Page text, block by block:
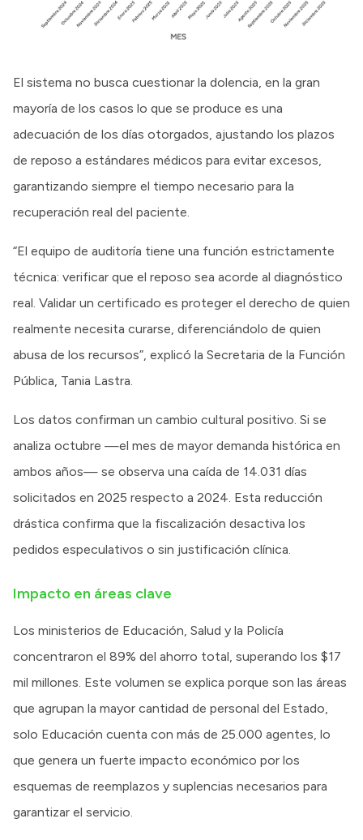
El sistema no busca cuestionar la dolencia, en la gran
mayoría de los casos lo que se produce es una
adecuación de los días otorgados, ajustando los plazos
de reposo a estándares médicos para evitar excesos,
garantizando siempre el tiempo necesario para la
recuperación real del paciente.
“El equipo de auditoría tiene una función estrictamente
técnica: verificar que el reposo sea acorde al diagnóstico
real. Validar un certificado es proteger el derecho de quien
realmente necesita curarse, diferenciándolo de quien
abusa de los recursos”, explicó la Secretaria de la Función
Pública, Tania Lastra.
Los datos confirman un cambio cultural positivo. Si se
analiza octubre —el mes de mayor demanda histórica en
ambos años— se observa una caída de 14.031 días
solicitados en 2025 respecto a 2024. Esta reducción
drástica confirma que la fiscalización desactiva los
pedidos especulativos o sin justificación clínica.
Impacto en áreas clave
Los ministerios de Educación, Salud y la Policía
concentraron el 89% del ahorro total, superando los $17
mil millones. Este volumen se explica porque son las áreas
que agrupan la mayor cantidad de personal del Estado,
solo Educación cuenta con más de 25.000 agentes, lo
que genera un fuerte impacto económico por los
esquemas de reemplazos y suplencias necesarios para
garantizar el servicio.